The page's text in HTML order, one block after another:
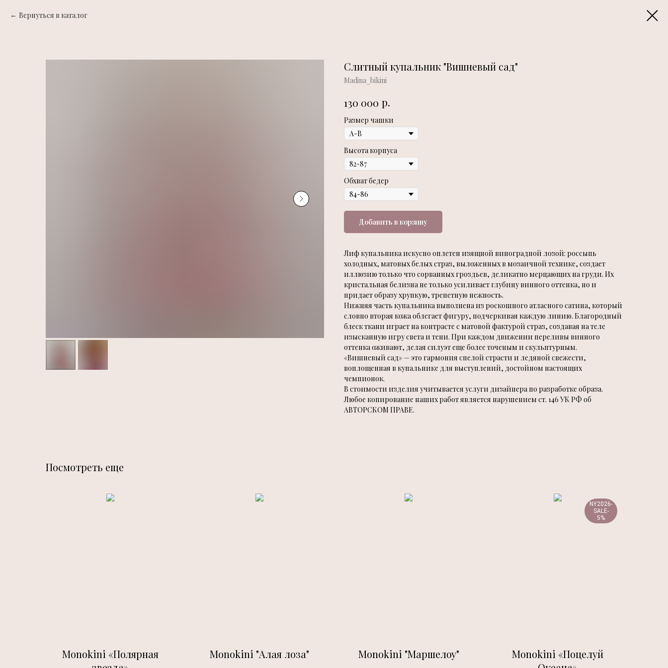
Вернуться в каталог
Слитный купальник "Вишневый сад"
Madina_bikini
130 000 р.
Размер чашки
Высота корпуса
Обхват бедер
Добавить в корзину
Лиф купальника искусно оплетен изящной виноградной лозой: россыпь
холодных, матовых белых страз, выложенных в мозаичной технике, создает
иллюзию только что сорванных гроздьев, деликатно мерцающих на груди. Их
кристальная белизна не только усиливает глубину винного оттенка, но и
придает образу хрупкую, трепетную нежность.
Нижняя часть купальника выполнена из роскошного атласного сатина, который
словно вторая кожа облегает фигуру, подчеркивая каждую линию. Благородный
блеск ткани играет на контрасте с матовой фактурой страз, создавая на теле
изысканную игру света и тени. При каждом движении переливы винного
оттенка оживают, делая силуэт еще более точеным и скульптурным.
«Вишневый сад» — это гармония спелой страсти и ледяной свежести,
воплощенная в купальнике для выступлений, достойном настоящих
чемпионок.
В стоимости изделия учитывается услуги дизайнера по разработке образа.
Любое копирование наших работ является нарушением ст. 146 УК РФ об
АВТОРСКОМ ПРАВЕ.
Посмотреть еще
Monokini «Полярная
Monokini "Алая лоза" Monokini "Маршелоу"
NY2026-
SALE-
5%
Monokini «Поцелуй